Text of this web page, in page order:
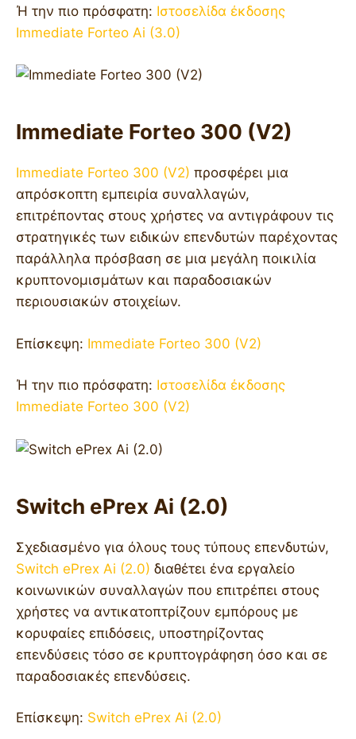
Ή την πιο πρόσφατη: Ιστοσελίδα έκδοσης
Immediate Forteo Ai (3.0)
Immediate Forteo 300 (V2)
Immediate Forteo 300 (V2) προσφέρει μια
απρόσκοπτη εμπειρία συναλλαγών,
επιτρέποντας στους χρήστες να αντιγράφουν τις
στρατηγικές των ειδικών επενδυτών παρέχοντας
παράλληλα πρόσβαση σε μια μεγάλη ποικιλία
κρυπτονομισμάτων και παραδοσιακών
περιουσιακών στοιχείων.
Επίσκεψη: Immediate Forteo 300 (V2)
Ή την πιο πρόσφατη: Ιστοσελίδα έκδοσης
Immediate Forteo 300 (V2)
Switch ePrex Ai (2.0)
Σχεδιασμένο για όλους τους τύπους επενδυτών,
Switch ePrex Ai (2.0) διαθέτει ένα εργαλείο
κοινωνικών συναλλαγών που επιτρέπει στους
χρήστες να αντικατοπτρίζουν εμπόρους με
κορυφαίες επιδόσεις, υποστηρίζοντας
επενδύσεις τόσο σε κρυπτογράφηση όσο και σε
παραδοσιακές επενδύσεις.
Επίσκεψη: Switch ePrex Ai (2.0)